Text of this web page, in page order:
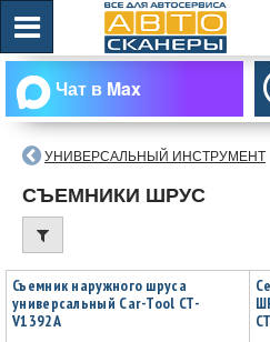
Чат в Max
УНИВЕРСАЛЬНЫЙ ИНСТРУМЕНТ
СЪЕМНИКИ ШРУС
Съемник наружного шруса
универсальный Car-Tool CT-
V1392A